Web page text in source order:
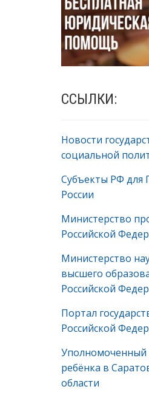
ССЫЛКИ:
Новости
социальной
Субъекты РФ для
России
Министерство
Российской
Министерство
высшего
Российской
Портал
Российской
Уполномоченный
ребёнка в
области